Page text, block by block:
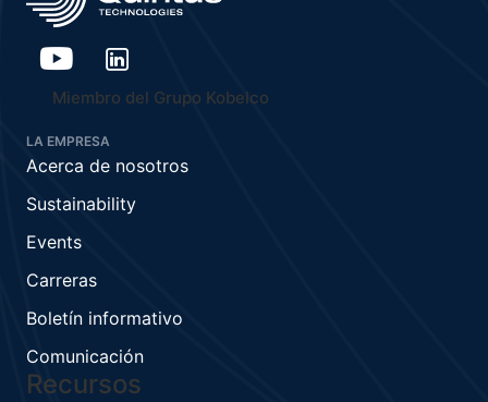
Miembro del Grupo Kobelco
LA EMPRESA
Acerca de nosotros
Sustainability
Events
Carreras
Boletín informativo
Comunicación
Recursos